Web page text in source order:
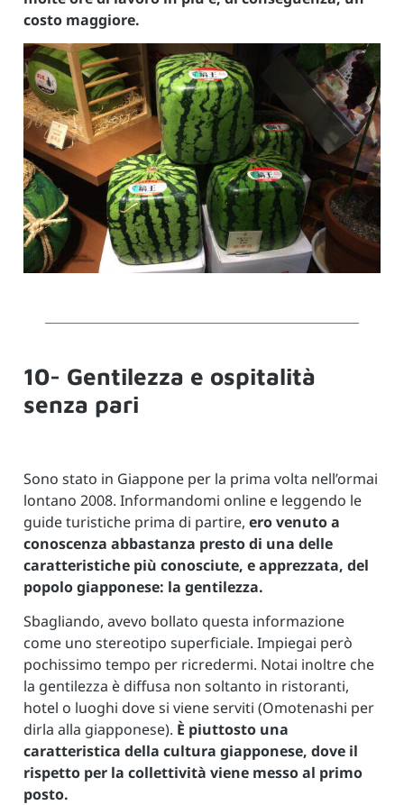
costo maggiore.
10- Gentilezza e ospitalità
senza pari
Sono stato in Giappone per la prima volta nell’ormai
lontano 2008. Informandomi online e leggendo le
guide turistiche prima di partire, ero venuto a
conoscenza abbastanza presto di una delle
caratteristiche più conosciute, e apprezzata, del
popolo giapponese: la gentilezza.
Sbagliando, avevo bollato questa informazione
come uno stereotipo superficiale. Impiegai però
pochissimo tempo per ricredermi. Notai inoltre che
la gentilezza è diffusa non soltanto in ristoranti,
hotel o luoghi dove si viene serviti (Omotenashi per
dirla alla giapponese). È piuttosto una
caratteristica della cultura giapponese, dove il
rispetto per la collettività viene messo al primo
posto.